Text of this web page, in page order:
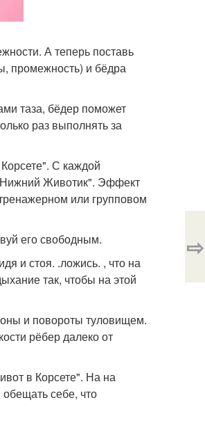
А теперь поставь
промежность) и бёдра
таза, бёдер поможет
раз выполнять за
С каждой
Животик". Эффект
или групповом
его свободным.
и стоя. .ложись. , что на
так, чтобы на этой
и повороты туловищем.
рёбер далеко от
в Корсете". На на
себе, что
⇨